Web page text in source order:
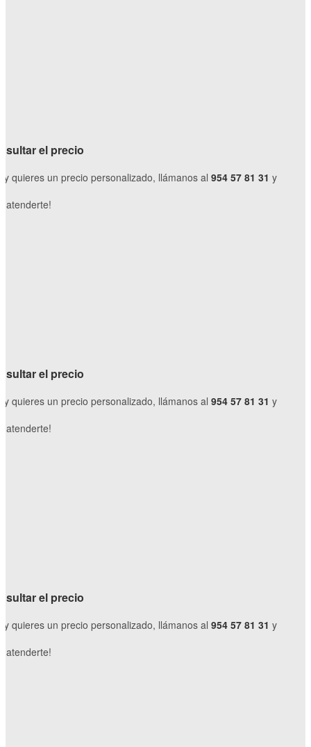
el precio
y quieres un precio personalizado, llámanos al 954 57 81 31 y
atenderte!
el precio
y quieres un precio personalizado, llámanos al 954 57 81 31 y
atenderte!
el precio
y quieres un precio personalizado, llámanos al 954 57 81 31 y
atenderte!